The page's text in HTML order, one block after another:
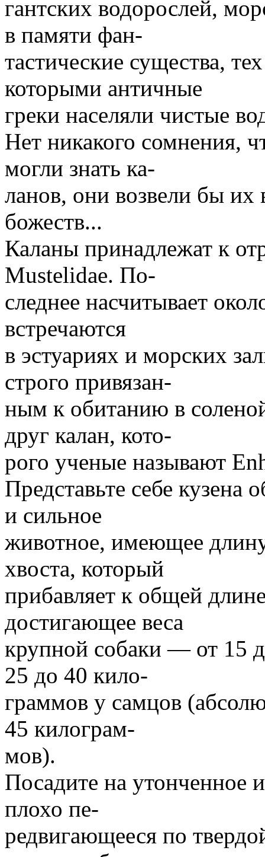
гантских водорослей,
в памяти фан-
тастические существа,
которыми античные
греки населяли чистые
Нет никакого сомнения,
могли знать ка-
ланов, они возвели бы их
божеств...
Каланы принадлежат к
Mustelidae. По-
следнее насчитывает
встречаются
в эстуариях и морских
строго привязан-
ным к обитанию в
друг калан, кото-
рого ученые называют
Представьте себе
и сильное
животное, имеющее
хвоста, который
прибавляет к общей
достигающее веса
крупной собаки — от 15
25 до 40 кило-
граммов у самцов
45 килограм-
мов).
Посадите на утонченное
плохо пе-
редвигающееся по